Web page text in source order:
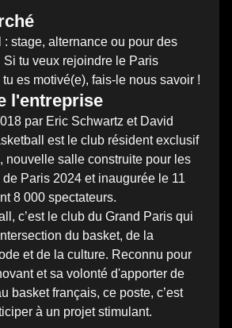
: stage, alternance ou pour des
Si tu veux rejoindre le Paris
es motivé(e), fais-le nous savoir !
l'entreprise
par Eric Schwartz et David
est le club résident exclusif
nouvelle salle construite pour les
Paris 2024 et inaugurée le 11
8 000 spectateurs.
c’est le club du Grand Paris qui
du basket, de la
et de la culture. Reconnu pour
et sa volonté d'apporter de
basket français, ce poste, c’est
à un projet stimulant.